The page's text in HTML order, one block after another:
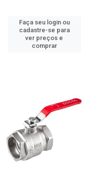
Faça seu login ou
cadastre-se para
ver preços e
comprar